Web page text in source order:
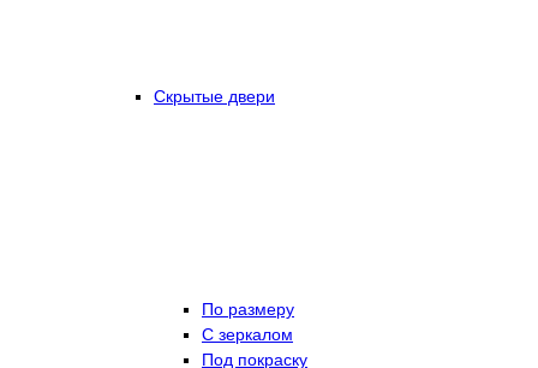
Скрытые двери
По размеру
C зеркалом
Под покраску